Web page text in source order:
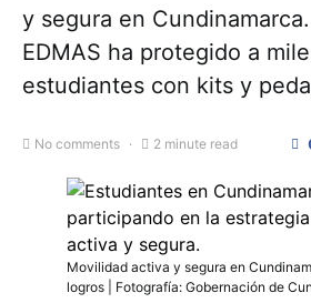
y segura en
EDMAS ha protegido a
estudiantes con kits y
No comments 2 minute read
Movilidad activa y segura en
logros | Fotografía: Gobernación de